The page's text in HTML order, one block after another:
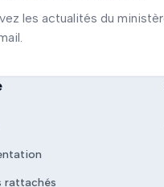
les actualités du
rattachés